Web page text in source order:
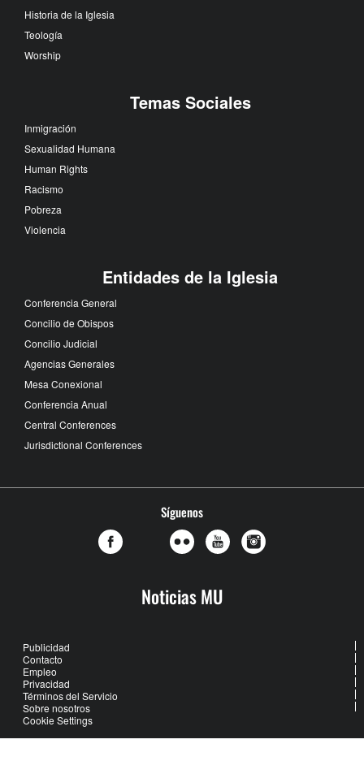
Historia de la Iglesia
Teología
Worship
Temas Sociales
Inmigración
Sexualidad Humana
Human Rights
Racismo
Pobreza
Violencia
Entidades de la Iglesia
Conferencia General
Concilio de Obispos
Concilio Judicial
Agencias Generales
Mesa Conexional
Conferencia Anual
Central Conferences
Jurisdictional Conferences
Síguenos
Noticias MU
Publicidad
Contacto
Empleo
Privacidad
Términos del Servicio
Sobre nosotros
Cookie Settings